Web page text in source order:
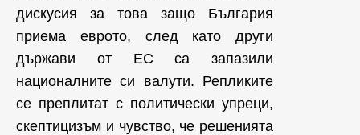
дискусия за това защо България
приема еврото, след като други
държави от ЕС са запазили
националните си валути. Репликите
се преплитат с политически упреци,
скептицизъм и чувство, че решенията